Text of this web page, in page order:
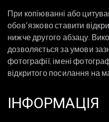
При копіюванні або
обовʼязково ставити
нижче другого абзацу.
дозволяється за умови
фотографії, імені
відкритого посилання на
ІНФОРМАЦІЯ